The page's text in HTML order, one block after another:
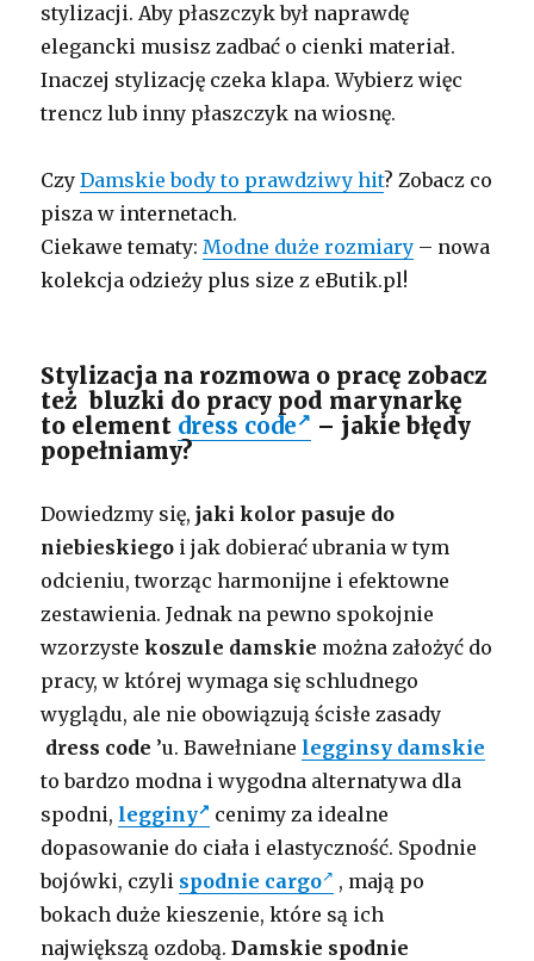
stylizacji. Aby płaszczyk był naprawdę
elegancki musisz zadbać o cienki materiał.
Inaczej stylizację czeka klapa. Wybierz więc
trencz lub inny płaszczyk na wiosnę.
CzyDamskie body to prawdziwy hit? Zobacz co
pisza w internetach.
Ciekawe tematy: Modne duże rozmiary – nowa
kolekcja odzieży plus size z eButik.pl!
Stylizacja na rozmowa o pracę zobacz
też bluzki do pracy pod marynarkę
to element dress code
– jakie błędy
popełniamy?
Dowiedzmy się,jaki kolor pasuje do
niebieskiego i jak dobierać ubrania w tym
odcieniu, tworząc harmonijne i efektowne
zestawienia. Jednak na pewno spokojnie
wzorzystekoszule damskie można założyć do
pracy, w której wymaga się schludnego
wyglądu, ale nie obowiązują ścisłe zasady
dress code ’u. Bawełniane legginsy damskie
to bardzo modna i wygodna alternatywa dla
spodni, legginy
cenimy za idealne
dopasowanie do ciała i elastyczność. Spodnie
bojówki, czyli spodnie cargo
, mają po
bokach duże kieszenie, które są ich
największą ozdobą.Damskie spodnie